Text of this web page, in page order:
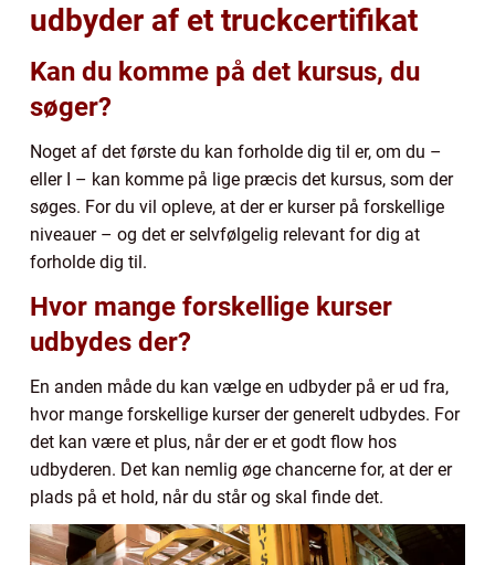
udbyder af et truckcertifikat
Kan du komme på det kursus, du
søger?
Noget af det første du kan forholde dig til er, om du –
eller I – kan komme på lige præcis det kursus, som der
søges. For du vil opleve, at der er kurser på forskellige
niveauer – og det er selvfølgelig relevant for dig at
forholde dig til.
Hvor mange forskellige kurser
udbydes der?
En anden måde du kan vælge en udbyder på er ud fra,
hvor mange forskellige kurser der generelt udbydes. For
det kan være et plus, når der er et godt flow hos
udbyderen. Det kan nemlig øge chancerne for, at der er
plads på et hold, når du står og skal finde det.